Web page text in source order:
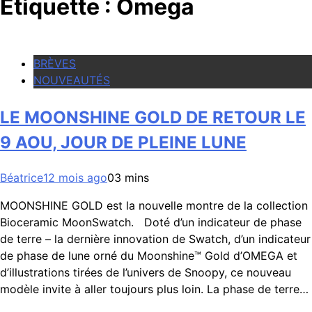
Étiquette : Omega
BRÈVES
NOUVEAUTÉS
LE MOONSHINE GOLD DE RETOUR LE
9 AOU, JOUR DE PLEINE LUNE
Béatrice12 mois ago03 mins
MOONSHINE GOLD est la nouvelle montre de la collection
Bioceramic MoonSwatch. Doté d’un indicateur de phase
de terre – la dernière innovation de Swatch, d’un indicateur
de phase de lune orné du Moonshine™ Gold d’OMEGA et
d’illustrations tirées de l’univers de Snoopy, ce nouveau
modèle invite à aller toujours plus loin. La phase de terre…